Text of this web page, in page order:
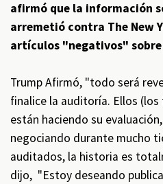
afirmó que la información
arremetió contra The New
artículos "negativos" sobre
Trump Afirmó, "todo será
finalice la auditoría. Ellos (los
están haciendo su
negociando durante mucho
auditados, la historia es
dijo, "Estoy deseando